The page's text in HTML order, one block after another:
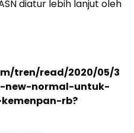
diatur lebih lanjut oleh
tren/read/2020/05/3
new-normal-untuk-
rb?